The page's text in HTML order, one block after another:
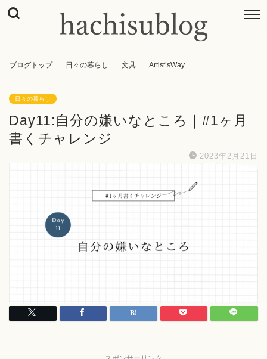
ブログトップ 日々の暮らし 文具 Artist’sWay
日々の暮らし
Day11:自分の嫌いなところ｜#1ヶ月
書くチャレンジ
2023年2月21日